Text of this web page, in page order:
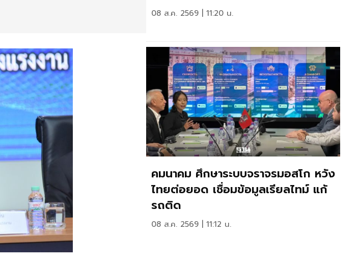
08 ส.ค. 2569 | 11:20 น.
คมนาคม ศึกษาระบบจราจรมอสโก หวัง
ไทยต่อยอด เชื่อมข้อมูลเรียลไทม์ แก้
รถติด
08 ส.ค. 2569 | 11:12 น.